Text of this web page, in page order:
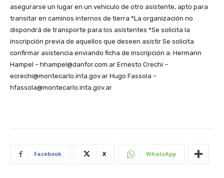
asegurarse un lugar en un vehiculo de otro asistente, apto para
transitar en caminos internos de tierra *La organización no
dispondrá de transporte para los asistentes *Se solicita la
inscripción previa de aquellos que deseen asistir Se solicita
confirmar asistencia enviando ficha de inscripción a: Hermann
Hampel – hhampel@danfor.com.ar Ernesto Crechi –
ecrechi@montecarlo.inta.gov.ar Hugo Fassola –
hfassola@montecarlo.inta.gov.ar
Facebook X WhatsApp